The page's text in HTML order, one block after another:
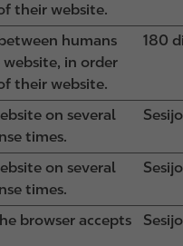
their website.
humans
in order
their website.
180
on several
times.
on several
times.
browser accepts